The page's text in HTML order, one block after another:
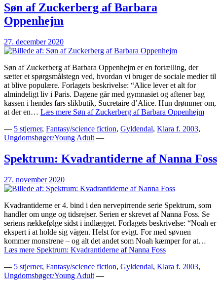
Søn af Zuckerberg af Barbara
Oppenhejm
27. december 2020
Søn af Zuckerberg af Barbara Oppenhejm er en fortælling, der
sætter et spørgsmålstegn ved, hvordan vi bruger de sociale medier til
at blive populære. Forlagets beskrivelse: “Alice lever et alt for
almindeligt liv i Paris. Dagene går med gymnasiet og aftener bag
kassen i hendes fars slikbutik, Sucretaire d’Alice. Hun drømmer om,
at der en… Læs mere Søn af Zuckerberg af Barbara Oppenhejm
— 5 stjerner, Fantasy/science fiction, Gyldendal, Klara f. 2003,
Ungdomsbøger/Young Adult —
Spektrum: Kvadrantiderne af Nanna Foss
27. november 2020
Kvadrantiderne er 4. bind i den nervepirrende serie Spektrum, som
handler om unge og tidsrejser. Serien er skrevet af Nanna Foss. Se
seriens rækkefølge sidst i indlægget. Forlagets beskrivelse: “Noah er
ekspert i at holde sig vågen. Helst for evigt. For med søvnen
kommer monstrene – og alt det andet som Noah kæmper for at…
Læs mere Spektrum: Kvadrantiderne af Nanna Foss
— 5 stjerner, Fantasy/science fiction, Gyldendal, Klara f. 2003,
Ungdomsbøger/Young Adult —